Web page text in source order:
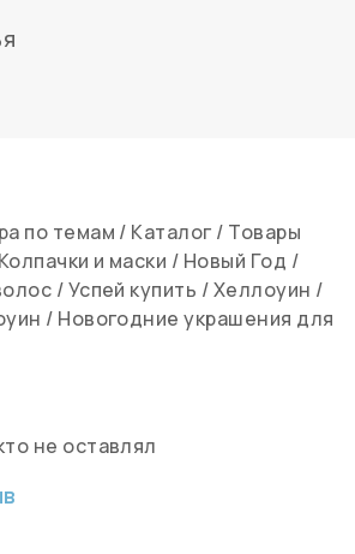
по темам / Каталог / Товары
Колпачки и маски / Новый Год /
/Успей купить /Хеллоуин /
/ Новогодние украшения для
не оставлял